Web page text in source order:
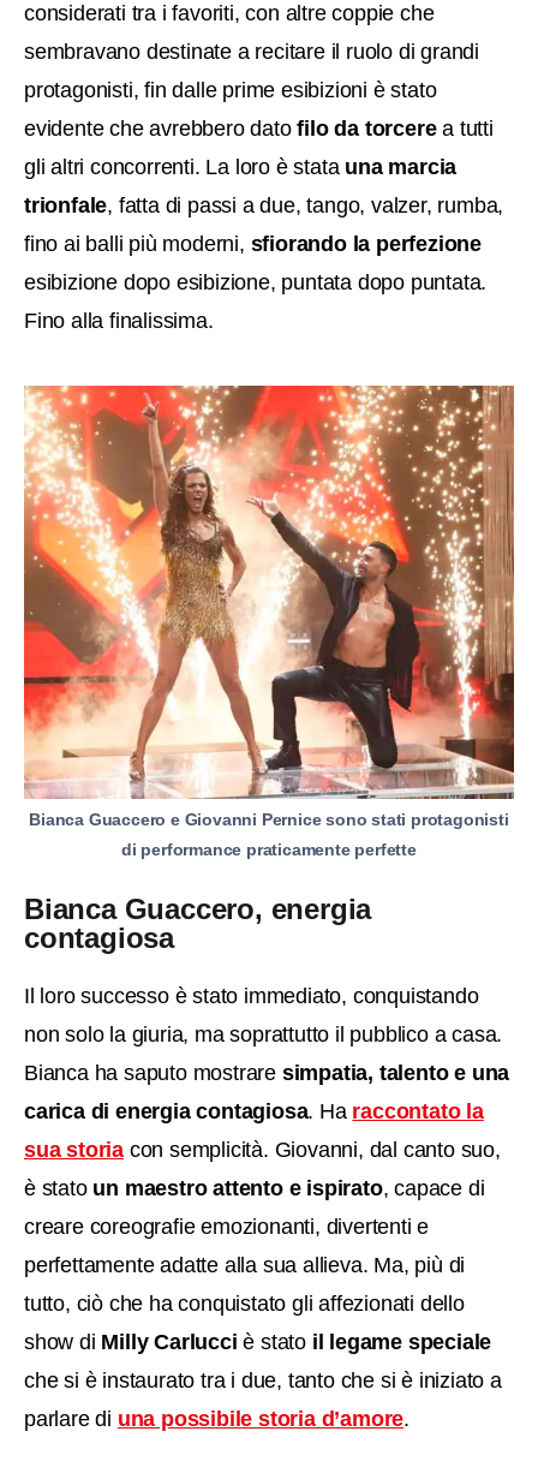
considerati tra i favoriti, con altre coppie che
sembravano destinate a recitare il ruolo di grandi
protagonisti, fin dalle prime esibizioni è stato
evidente che avrebbero datofilo da torcerea tutti
gli altri concorrenti. La loro è stata una marcia
trionfale, fatta di passi a due, tango, valzer, rumba,
fino ai balli più moderni, sfiorando la perfezione
esibizione dopo esibizione, puntata dopo puntata.
Fino alla finalissima.
Bianca Guaccero e Giovanni Pernice sono stati protagonisti
di performance praticamente perfette
Bianca Guaccero, energia
contagiosa
Il loro successo è stato immediato, conquistando
non solo la giuria, ma soprattutto il pubblico a casa.
Bianca ha saputo mostrare simpatia, talento e una
carica di energia contagiosa. Ha raccontato la
sua storia con semplicità. Giovanni, dal canto suo,
è stato un maestro attento e ispirato, capace di
creare coreografie emozionanti, divertenti e
perfettamente adatte alla sua allieva. Ma, più di
tutto, ciò che ha conquistato gli affezionati dello
show di Milly Carlucci è stato il legame speciale
che si è instaurato tra i due, tanto che si è iniziato a
parlare di una possibile storia d’amore.